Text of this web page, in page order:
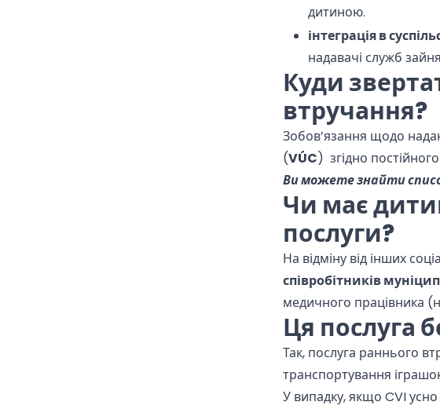
дитиною.
інтеграція в
надавачі служб
Куди
втручання?
Зобов’язання щодо
(VÚC) згідно
Ви можете знайти
Чи має
послуги?
На відміну від інших
співробітників
медичного працівника
Ця послуга
Так, послуга раннього
транспортування
У випадку, якщо CVI